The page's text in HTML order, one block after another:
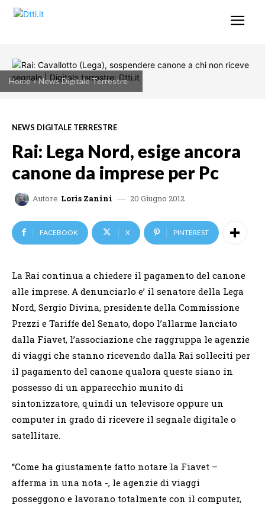
Home News Digitale Terrestre
NEWS DIGITALE TERRESTRE
Rai: Lega Nord, esige ancora
canone da imprese per Pc
Autore Loris Zanini 20 Giugno 2012
FACEBOOK X PINTEREST
La Rai continua a chiedere il pagamento del canone
alle imprese. A denunciarlo e’ il senatore della Lega
Nord, Sergio Divina, presidente della Commissione
Prezzi e Tariffe del Senato, dopo l’allarme lanciato
dalla Fiavet, l’associazione che raggruppa le agenzie
di viaggi che stanno ricevendo dalla Rai solleciti per
il pagamento del canone qualora queste siano in
possesso di un apparecchio munito di
sintonizzatore, quindi un televisore oppure un
computer in grado di ricevere il segnale digitale o
satellitare.
“Come ha giustamente fatto notare la Fiavet –
afferma in una nota -, le agenzie di viaggi
posseggono e lavorano totalmente con il computer,